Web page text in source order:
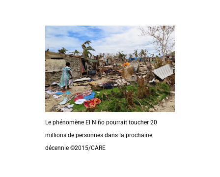
Le phénomène El Niño pourrait toucher 20
millions de personnes dans la prochaine
décennie ©2015/CARE